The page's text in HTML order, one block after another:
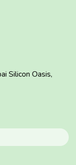
Silicon Oasis,